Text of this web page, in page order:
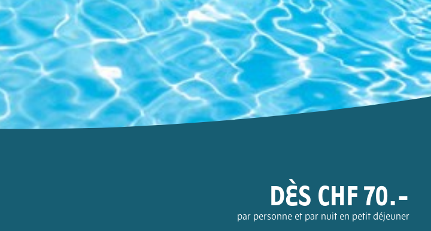
DÈS CHF 70.-
par personne et par nuit en petit déjeuner